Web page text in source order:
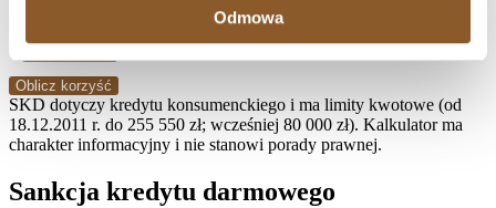
Odmowa
Kwota nadpłaty (PLN)
Oblicz korzyść
SKD dotyczy kredytu konsumenckiego i ma limity kwotowe (od
18.12.2011 r. do 255 550 zł; wcześniej 80 000 zł). Kalkulator ma
charakter informacyjny i nie stanowi porady prawnej.
Sankcja kredytu darmowego